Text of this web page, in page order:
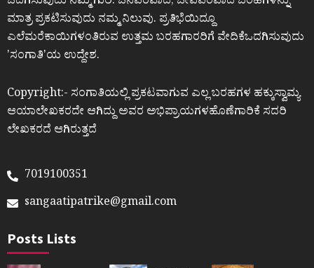
ಮಾತ್ರ ಪ್ರಕಟಿಸುವುದು ನಮ್ಮ ನಿಲುವು. ಪ್ರತಿಭೆಯಿದ್ದೂ
ಎಲೆಮರೆಕಾಯಿಗಳಂತಿರುವ ಉತ್ತಮ ಬರಹಗಾರರಿಗೆ ವೇದಿಕೆಒದಗಿಸುವುದು
ʼಸಂಗಾತಿʼಯ ಉದ್ದೇಶ.
Copyright:- ಸಂಗಾತಿಯಲ್ಲಿ ಪ್ರಕಟವಾಗುವ ಎಲ್ಲ ಬರಹಗಳ ಹಕ್ಕುಸ್ವಾಮ್ಯ
ಆಯಾಲೇಖಕರದೇ ಆಗಿದ್ದು ಅವರ ಅಭಿಪ್ರಾಯಗಳಹೊಣೆಗಾರಿಕೆ ಸದರಿ
ಲೇಖಕರದೆ ಆಗಿರುತ್ತದೆ
7019100351
sangaatipatrike@gmail.com
Posts Lists